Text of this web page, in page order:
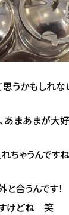
思うかもしれ
あまあまが大
ちゃうんです
と合うんです
けどね 笑